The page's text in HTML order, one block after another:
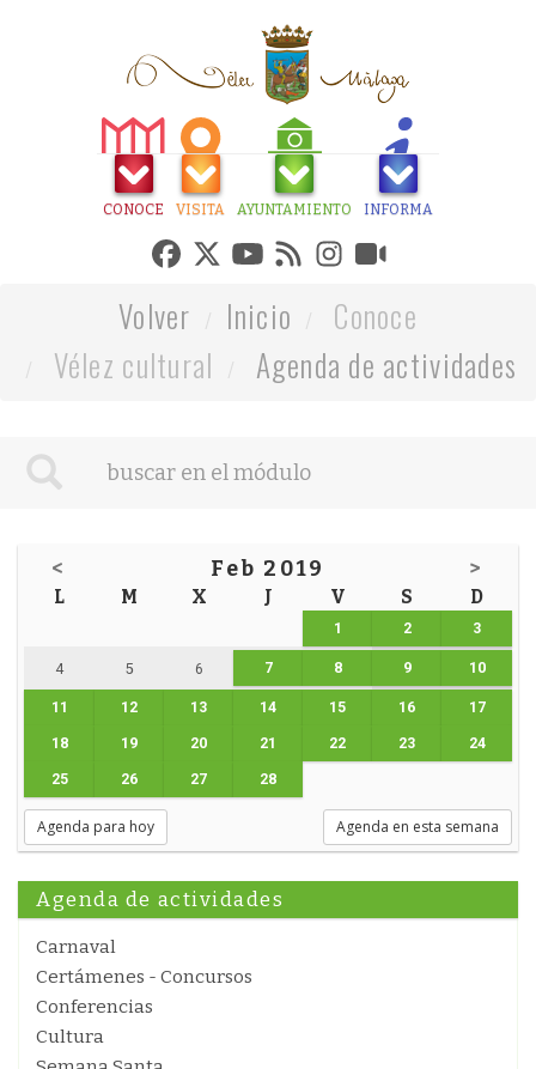
CONOCE VISITA AYUNTAMIENTO INFORMA
Volver Inicio
Conoce
Vélez cultural
Agenda de actividades
< Feb 2019 >
L M X J V S D
1 2 3
4 5 6 7 8 9 10
11 12 13 14 15 16 17
18 19 20 21 22 23 24
25 26 27 28
Agenda para hoy Agenda en esta semana
Agenda de actividades
Carnaval
Certámenes - Concursos
Conferencias
Cultura